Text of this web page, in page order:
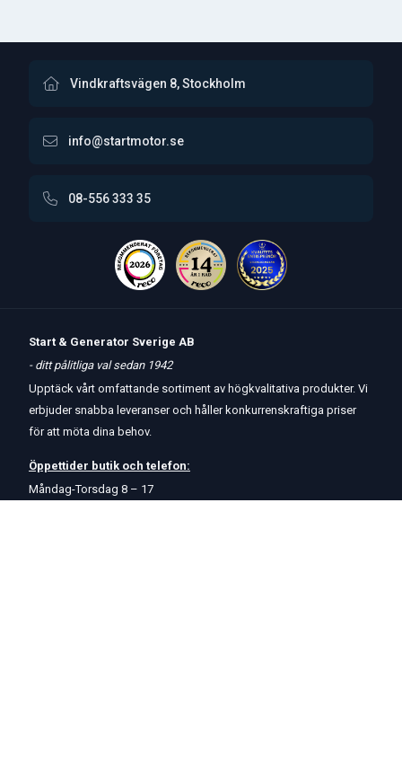
Vindkraftsvägen 8, Stockholm
info@startmotor.se
08-556 333 35
Start & Generator Sverige AB
- ditt pålitliga val sedan 1942
Upptäck vårt omfattande sortiment av högkvalitativa produkter. Vi
erbjuder snabba leveranser och håller konkurrenskraftiga priser
för att möta dina behov.
Öppettider butik och telefon:
Måndag-Torsdag 8 – 17